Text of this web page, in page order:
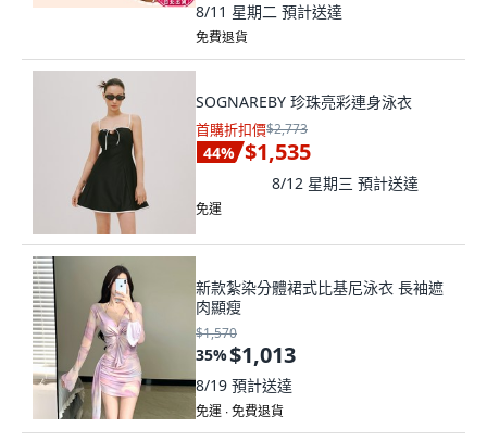
8/11 星期二 預計送達
免費退貨
SOGNAREBY 珍珠亮彩連身泳衣
首購折扣價$2,773
44% $1,535
8/12 星期三 預計送達
免運
新款紮染分體裙式比基尼泳衣 長袖遮
肉顯瘦
$1,570
35%$1,013
8/19 預計送達
免運 ∙ 免費退貨